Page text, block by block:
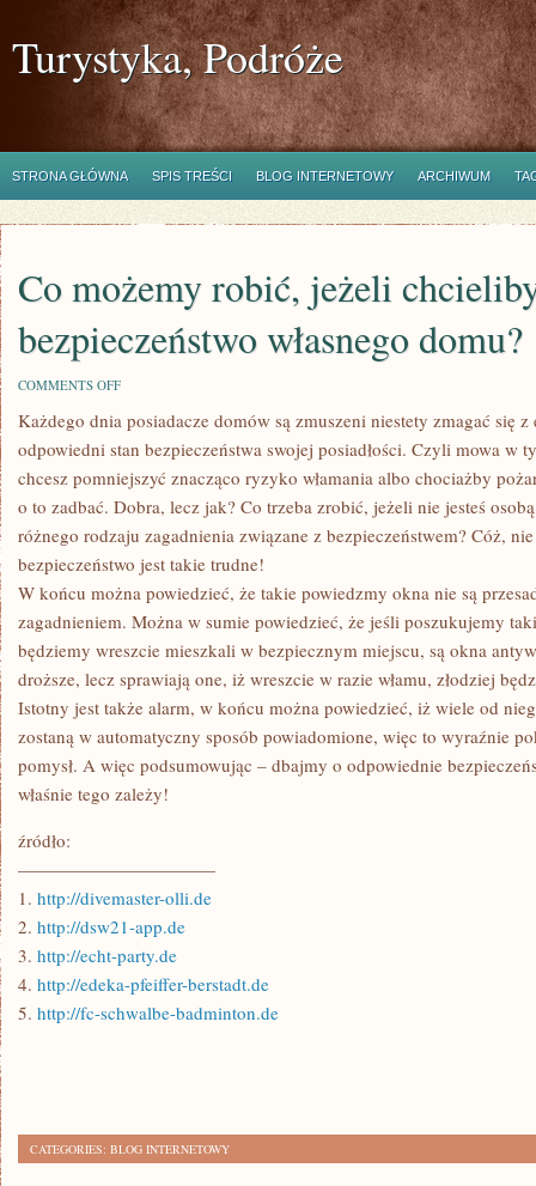
Turystyka, Podróże
STRONA GŁÓWNA SPIS TREŚCI BLOG INTERNETOWY ARCHIWUM
Co możemy robić, jeżeli
bezpieczeństwo własnego domu?
COMMENTS OFFON
MOŻEMY
JEŻELI
CHCIELIBYŚMY
ZADBAĆ
O
BEZPIECZEŃSTWO
WŁASNEGO
DOMU?
Każdego dnia posiadacze domów są zmuszeni niestety zmagać się
odpowiedni stan bezpieczeństwa swojej posiadłości. Czyli mowa w
chcesz pomniejszyć znacząco ryzyko włamania albo chociażby
o to zadbać. Dobra, lecz jak? Co trzeba zrobić, jeżeli nie jesteś
różnego rodzaju zagadnienia związane z bezpieczeństwem? Cóż,
bezpieczeństwo jest takie trudne!
W końcu można powiedzieć, że takie powiedzmy okna nie są
zagadnieniem. Można w sumie powiedzieć, że jeśli poszukujemy
będziemy wreszcie mieszkali w bezpiecznym miejscu, są okna
droższe, lecz sprawiają one, iż wreszcie w razie włamu, złodziej
Istotny jest także alarm, w końcu można powiedzieć, iż wiele od
zostaną w automatyczny sposób powiadomione, więc to wyraźnie
pomysł. A więc podsumowując – dbajmy o odpowiednie
właśnie tego zależy!
źródło:
———————————
1. http://divemaster-olli.de
2. http://dsw21-app.de
3. http://echt-party.de
4. http://edeka-pfeiffer-berstadt.de
5. http://fc-schwalbe-badminton.de
CATEGORIES: BLOG INTERNETOWY